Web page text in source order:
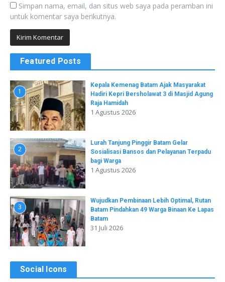
Simpan nama, email, dan situs web saya pada peramban ini
untuk komentar saya berikutnya.
Featured Posts
1
Kepala Kemenag Batam Ajak Masyarakat
Hadiri Kepri Bersholawat 3 di Masjid Agung
Raja Hamidah
1 Agustus 2026
2
Lurah Tanjung Pinggir Batam Gelar
Sosialisasi Bansos dan Pelayanan Terpadu
bagi Warga
1 Agustus 2026
3
Wujudkan Pembinaan Lebih Optimal, Rutan
Batam Pindahkan 49 Warga Binaan Ke Lapas
Batam
31 Juli 2026
Social Icons